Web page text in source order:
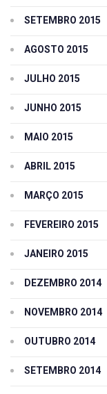
SETEMBRO 2015
AGOSTO 2015
JULHO 2015
JUNHO 2015
MAIO 2015
ABRIL 2015
MARÇO 2015
FEVEREIRO 2015
JANEIRO 2015
DEZEMBRO 2014
NOVEMBRO 2014
OUTUBRO 2014
SETEMBRO 2014